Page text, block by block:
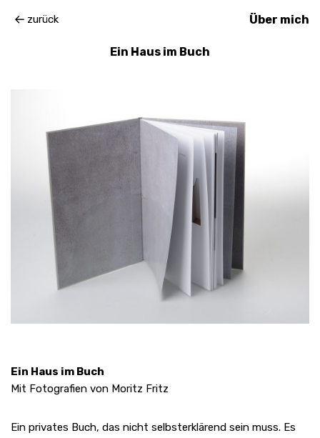
zurück Über mich
Ein Haus im Buch
Ein Haus im Buch
Mit Fotografien von Moritz Fritz
Ein privates Buch, das nicht selbsterklärend sein muss. Es